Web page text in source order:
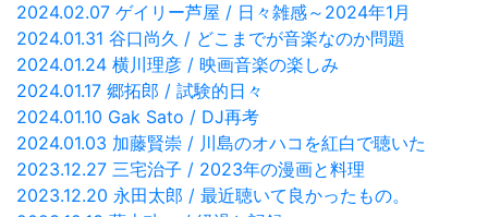
2024.02.07 ゲイリー芦屋 / 日々雑感～2024年1月
2024.01.31 谷口尚久 / どこまでが音楽なのか問題
2024.01.24 横川理彦 / 映画音楽の楽しみ
2024.01.17 郷拓郎 / 試験的日々
2024.01.10 Gak Sato / DJ再考
2024.01.03 加藤賢崇 / 川島のオハコを紅白で聴いた
2023.12.27 三宅治子 / 2023年の漫画と料理
2023.12.20 永田太郎 / 最近聴いて良かったもの。